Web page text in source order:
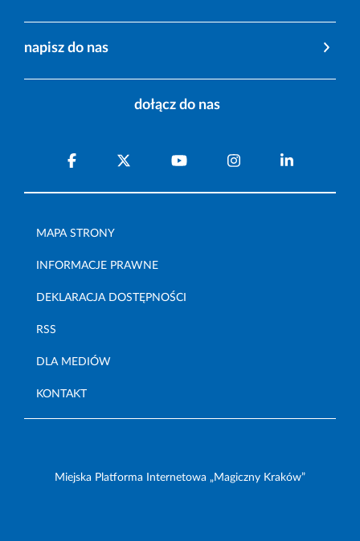
napisz do nas
dołącz do nas
MAPA STRONY
INFORMACJE PRAWNE
DEKLARACJA DOSTĘPNOŚCI
RSS
DLA MEDIÓW
KONTAKT
Miejska Platforma Internetowa „Magiczny Kraków”